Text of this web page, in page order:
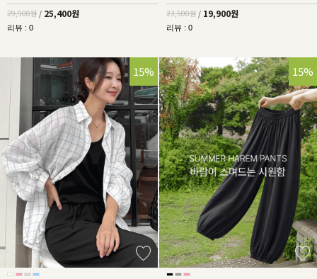
29,900원 / 25,400원
리뷰 : 0
23,500원 / 19,900원
리뷰 : 0
15% 15%